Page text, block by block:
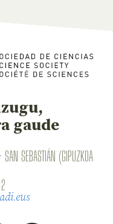
gaude
SEBASTIÁN (GIPUZKOA